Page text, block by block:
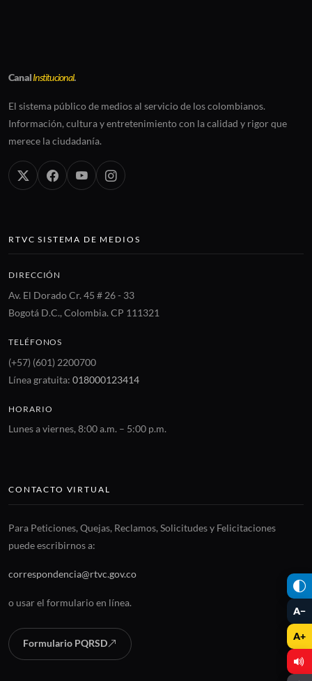
A−
A+
CanalInstitucional.
El sistema público de medios al servicio de los colombianos.
Información, cultura y entretenimiento con la calidad y rigor que
merece la ciudadanía.
RTVC SISTEMA DE MEDIOS
DIRECCIÓN
Av. El Dorado Cr. 45 # 26 - 33
Bogotá D.C., Colombia. CP 111321
TELÉFONOS
(+57) (601) 2200700
Línea gratuita: 018000123414
HORARIO
Lunes a viernes, 8:00 a.m. – 5:00 p.m.
CONTACTO VIRTUAL
Para Peticiones, Quejas, Reclamos, Solicitudes y Felicitaciones
puede escribirnos a:
correspondencia@rtvc.gov.co
o usar el formulario en línea.
Formulario PQRSD